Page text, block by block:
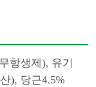
항생제), 유기
), 당근4.5%